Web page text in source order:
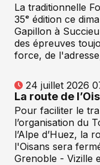
La traditionnelle
35ᵉ édition ce
Gapillon à
des épreuves
force, de
24 juillet 2026
La route de
Pour faciliter le
l’organisation du
l’Alpe d’Huez, la
l'Oisans sera
Grenoble - Vizille